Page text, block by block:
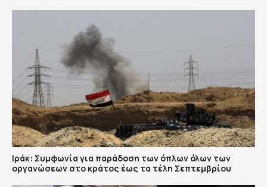
Ιράκ: Συμφωνία για παράδοση των όπλων όλων των
οργανώσεων στο κράτος έως τα τέλη Σεπτεμβρίου